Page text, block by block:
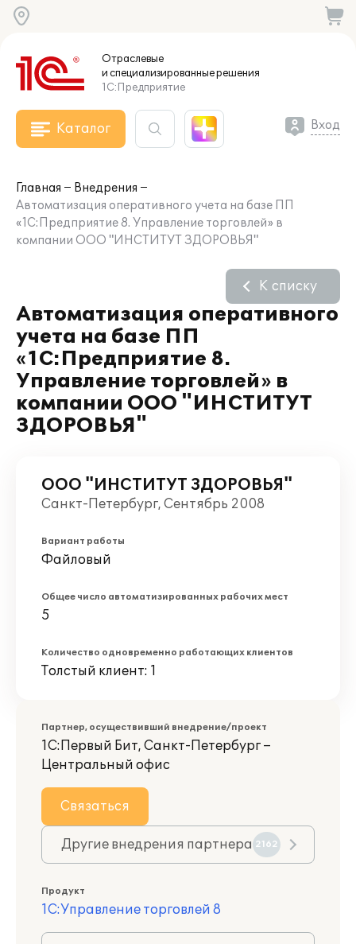
Отраслевые
и специализированныерешения
1С:Предприятие
Каталог Вход
Главная
Внедрения
Автоматизация оперативного учета на базе ПП
«1С:Предприятие 8. Управление торговлей» в
компании ООО "ИНСТИТУТ ЗДОРОВЬЯ"
Автоматизация оперативного
учета на базе ПП
«1С:Предприятие 8.
Управление торговлей» в
компании ООО "ИНСТИТУТ
ЗДОРОВЬЯ"
К списку
ООО "ИНСТИТУТ ЗДОРОВЬЯ"
Санкт-Петербург, Сентябрь 2008
Вариант работы
Файловый
Общее число автоматизированных рабочих мест
5
Количество одновременно работающих клиентов
Толстый клиент: 1
Партнер, осуществивший внедрение/проект
1С:Первый Бит, Санкт-Петербург –
Центральный офис
Связаться
Другие внедрения партнера 2162
Продукт
1С:Управление торговлей 8